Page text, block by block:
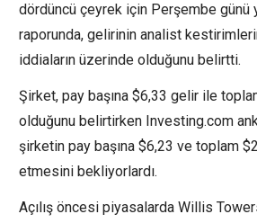
dördüncü çeyrek için Perşembe günü
raporunda, gelirinin analist
iddiaların üzerinde olduğunu belirtti.
Şirket, pay başına $6,33 gelir ile
olduğunu belirtirken Investing.com
şirketin pay başına $6,23 ve toplam
etmesini bekliyorlardı.
Açılış öncesi piyasalarda Willis